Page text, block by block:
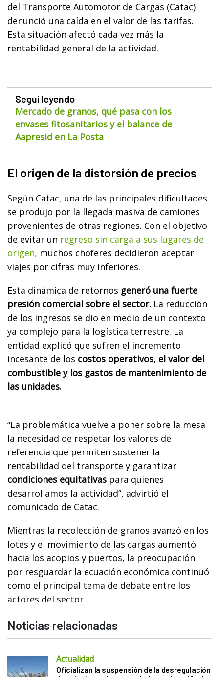
del Transporte Automotor de Cargas (Catac)
denunció una caída en el valor de las tarifas.
Esta situación afectó cada vez más la
rentabilidad general de la actividad.
Seguí leyendo
Mercado de granos, qué pasa con los
envases fitosanitarios y el balance de
Aapresid en La Posta
El origen de la distorsión de precios
Según Catac, una de las principales dificultades
se produjo por la llegada masiva de camiones
provenientes de otras regiones. Con el objetivo
de evitar un regreso sin carga a sus lugares de
origen, muchos choferes decidieron aceptar
viajes por cifras muy inferiores.
Esta dinámica de retornos generó una fuerte
presión comercial sobre el sector. La reducción
de los ingresos se dio en medio de un contexto
ya complejo para la logística terrestre. La
entidad explicó que sufren el incremento
incesante de los costos operativos, el valor del
combustible y los gastos de mantenimiento de
las unidades.
“La problemática vuelve a poner sobre la mesa
la necesidad de respetar los valores de
referencia que permiten sostener la
rentabilidad del transporte y garantizar
condiciones equitativas para quienes
desarrollamos la actividad”, advirtió el
comunicado de Catac.
Mientras la recolección de granos avanzó en los
lotes y el movimiento de las cargas aumentó
hacia los acopios y puertos, la preocupación
por resguardar la ecuación económica continuó
como el principal tema de debate entre los
actores del sector.
Noticias relacionadas
Actualidad
Oficializan la suspensión de la desregulación